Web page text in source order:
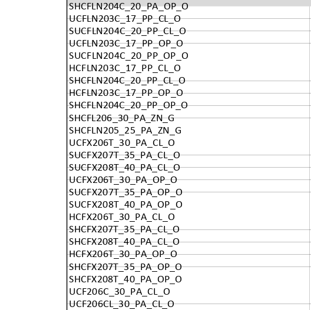
SHCFLN204C_20_PA_OP_O
UCFLN203C_17_PP_CL_O
SUCFLN204C_20_PP_CL_O
UCFLN203C_17_PP_OP_O
SUCFLN204C_20_PP_OP_O
HCFLN203C_17_PP_CL_O
SHCFLN204C_20_PP_CL_O
HCFLN203C_17_PP_OP_O
SHCFLN204C_20_PP_OP_O
SHCFL206_30_PA_ZN_G
SHCFLN205_25_PA_ZN_G
UCFX206T_30_PA_CL_O
SUCFX207T_35_PA_CL_O
SUCFX208T_40_PA_CL_O
UCFX206T_30_PA_OP_O
SUCFX207T_35_PA_OP_O
SUCFX208T_40_PA_OP_O
HCFX206T_30_PA_CL_O
SHCFX207T_35_PA_CL_O
SHCFX208T_40_PA_CL_O
HCFX206T_30_PA_OP_O
SHCFX207T_35_PA_OP_O
SHCFX208T_40_PA_OP_O
UCF206C_30_PA_CL_O
UCF206CL_30_PA_CL_O